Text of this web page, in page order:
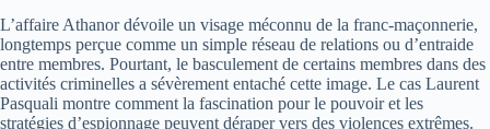
L’affaire Athanor dévoile un visage méconnu de la franc-maçonnerie,
longtemps perçue comme un simple réseau de relations ou d’entraide
entre membres. Pourtant, le basculement de certains membres dans des
activités criminelles a sévèrement entaché cette image. Le cas Laurent
Pasquali montre comment la fascination pour le pouvoir et les
stratégies d’espionnage peuvent déraper vers des violences extrêmes.